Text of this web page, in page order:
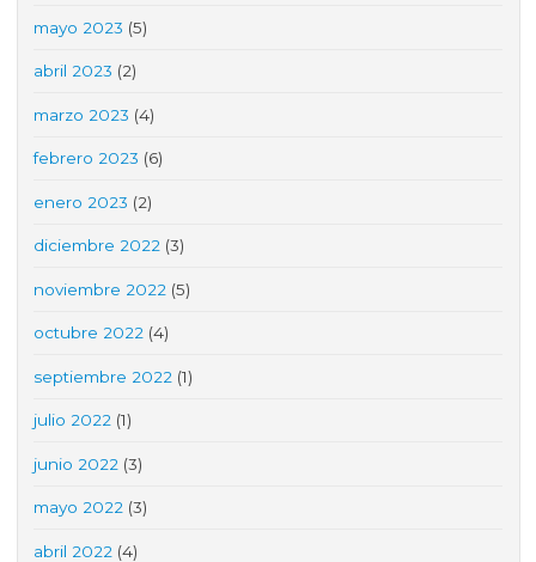
mayo 2023 (5)
abril 2023 (2)
marzo 2023 (4)
febrero 2023 (6)
enero 2023 (2)
diciembre 2022 (3)
noviembre 2022 (5)
octubre 2022 (4)
septiembre 2022 (1)
julio 2022 (1)
junio 2022 (3)
mayo 2022 (3)
abril 2022 (4)